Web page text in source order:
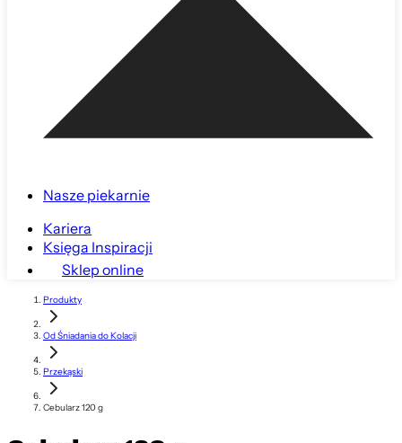
Nasze piekarnie
Kariera
Księga Inspiracji
Sklep online
Produkty
Od Śniadania do Kolacji
Przekąski
Cebularz 120 g